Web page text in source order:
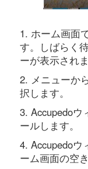
1. ホーム画面
す。しばらく
ーが表示されま
2. メニューか
択します。
3. Accupedoウ
ールします。
4. Accupedoウ
ーム画面の空